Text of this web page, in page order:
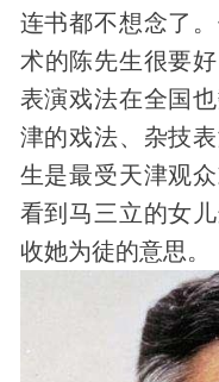
连书都不想念了
术的陈先生很要
表演戏法在全国
津的戏法、杂技
生是最受天津观
看到马三立的女
收她为徒的意思。